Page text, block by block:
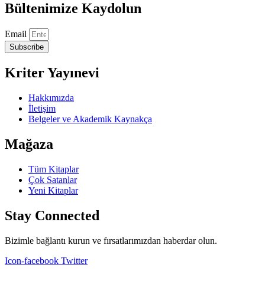
Bültenimize Kaydolun
Email
Subscribe
Kriter Yayınevi
Hakkımızda
İletişim
Belgeler ve Akademik Kaynakça
Mağaza
Tüm Kitaplar
Çok Satanlar
Yeni Kitaplar
Stay Connected
Bizimle bağlantı kurun ve fırsatlarımızdan haberdar olun.
Icon-facebook Twitter